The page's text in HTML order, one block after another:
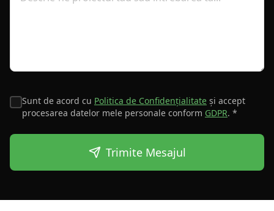
Sunt de acord cu Politica de Confidențialitate și accept
procesarea datelor mele personale conform GDPR. *
Trimite Mesajul